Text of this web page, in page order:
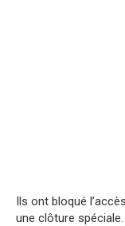
Ils ont bloqué
une clôture